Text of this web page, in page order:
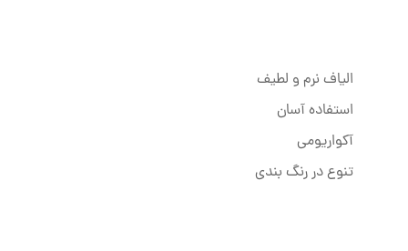
الیاف نرم و لطیف
استفاده آسان
آکواریومی
تنوع در رنگ بندی